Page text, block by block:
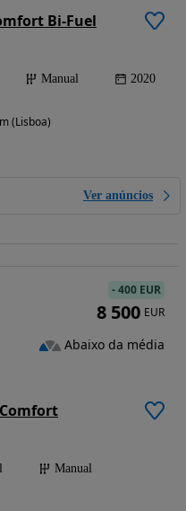
Bi-Fuel
Manual 2020
(Lisboa)
Ver anúncios
Manual
-400 EUR
8 500 EUR
Abaixo da média